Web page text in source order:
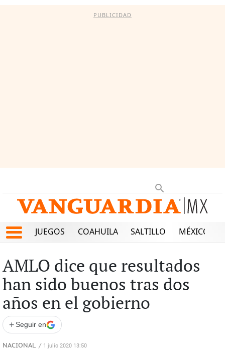
PUBLICIDAD
JUEGOS COAHUILA SALTILLO MÉXICO
AMLO dice que resultados
han sido buenos tras dos
años en el gobierno
+ Seguir en
NACIONAL / 1 julio 2020 13:50